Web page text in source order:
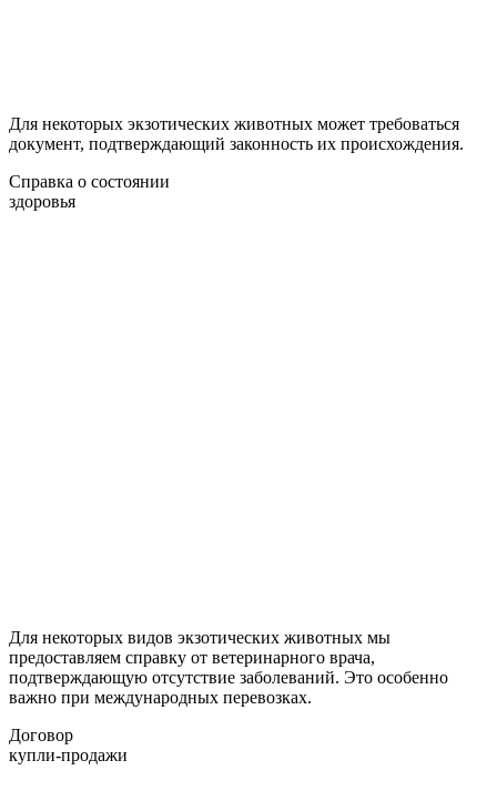
Для некоторых экзотических животных может требоваться
документ, подтверждающий законность их происхождения.
Справка о состоянии
здоровья
Для некоторых видов экзотических животных мы
предоставляем справку от ветеринарного врача,
подтверждающую отсутствие заболеваний. Это особенно
важно при международных перевозках.
Договор
купли-продажи